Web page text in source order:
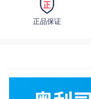
正品保证